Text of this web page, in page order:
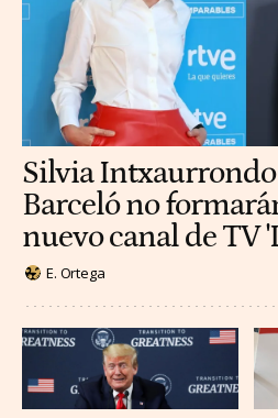
Silvia Intxaurrondo
Barceló no
nuevo canal de TV
E. Ortega